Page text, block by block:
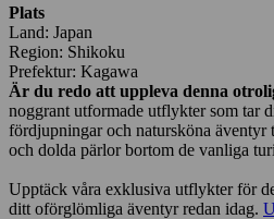
Plats
Land: Japan
Region: Shikoku
Prefektur: Kagawa
Är du redo att uppleva denna
noggrant utformade utflykter som tar
fördjupningar och natursköna
och dolda pärlor bortom de vanliga
Upptäck våra exklusiva utflykter för
ditt oförglömliga äventyr redan idag.